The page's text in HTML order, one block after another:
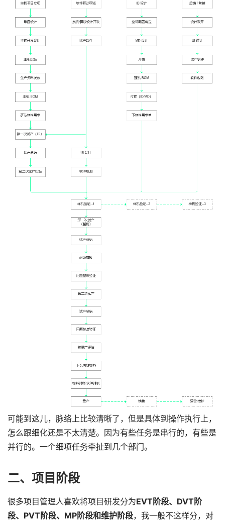
可能到这儿，脉络上比较清晰了，但是具体到操作执行上，
怎么跟细化还是不太清楚。因为有些任务是串行的，有些是
并行的。一个细项任务牵扯到几个部门。
二、项目阶段
很多项目管理人喜欢将项目研发分为EVT阶段、DVT阶
段、PVT阶段、MP阶段和维护阶段，我一般不这样分，对